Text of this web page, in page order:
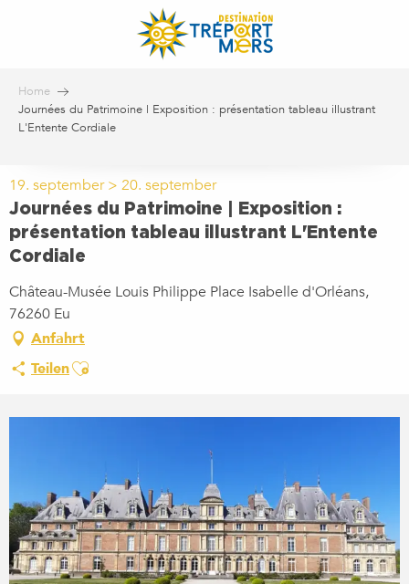
Home
Journées du Patrimoine | Exposition : présentation tableau illustrant
L'Entente Cordiale
19. september > 20. september
Journées du Patrimoine | Exposition :
présentation tableau illustrant L'Entente
Cordiale
Château-Musée Louis Philippe Place Isabelle d'Orléans,
76260 Eu
Anfahrt
TeilenAjouter aux favoris